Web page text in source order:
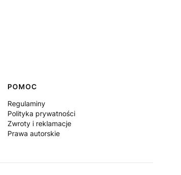
POMOC
Regulaminy
Polityka prywatności
Zwroty i reklamacje
Prawa autorskie